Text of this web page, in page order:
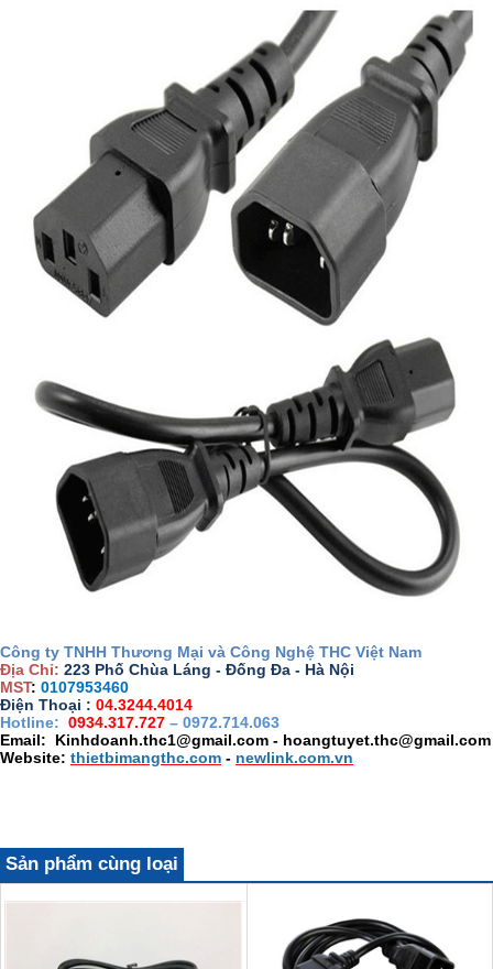
Công ty TNHH Thương Mại và Công Nghệ THC Việt Nam
Địa Chỉ: 223 Phố Chùa Láng - Đống Đa - Hà Nội
MST: 0107953460
Điện Thoại : 04.3244.4014
Hotline: 0934.317.727 – 0972.714.063
Email: Kinhdoanh.thc1@gmail.com - hoangtuyet.thc@gmail.com
Website: thietbimangthc.com - newlink.com.vn
Sản phẩm cùng loại